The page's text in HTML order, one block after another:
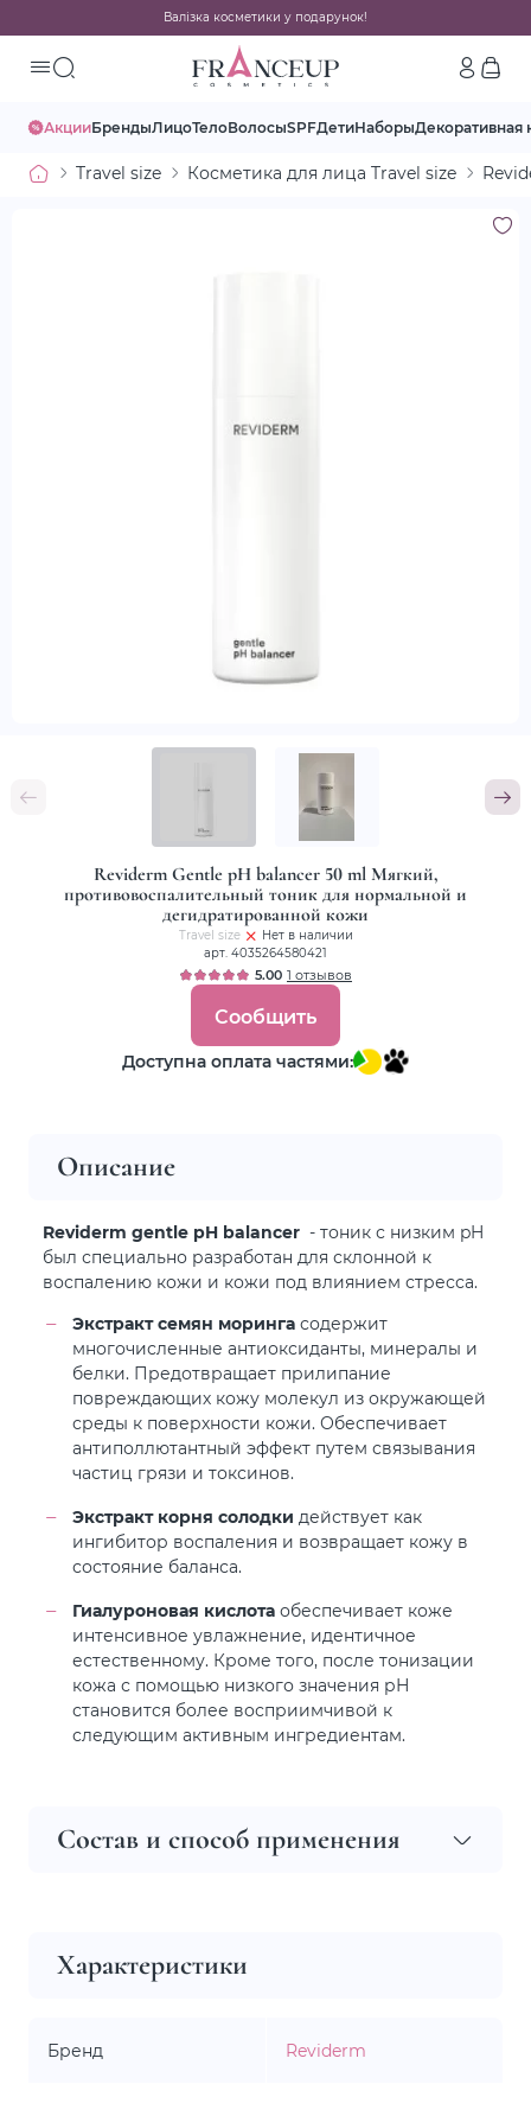
Валізка косметики у подарунок!
АкцииБрендыЛицоТелоВолосыSPFДетиНаборыДекоративная
Travel size Косметика для лица Travel size
Reviderm Gentle pH balancer 50 ml Мягкий,
противовоспалительный тоник для нормальной и
дегидратированной кожи
Travel size
Нет в наличии
арт. 4035264580421
5.00 1 отзывов
Сообщить
Доступна оплата частями:
Описание
Reviderm gentle pH balancer - тоник с низким pH
был специально разработан для склонной к
воспалению кожи и кожи под влиянием стресса.
Экстракт семян моринга содержит
многочисленные антиоксиданты, минералы и
белки. Предотвращает прилипание
повреждающих кожу молекул из окружающей
среды к поверхности кожи. Обеспечивает
антиполлютантный эффект путем связывания
частиц грязи и токсинов.
Экстракт корня солодки действует как
ингибитор воспаления и возвращает кожу в
состояние баланса.
Гиалуроновая кислота обеспечивает коже
интенсивное увлажнение, идентичное
естественному. Кроме того, после тонизации
кожа с помощью низкого значения рН
становится более восприимчивой к
следующим активным ингредиентам.
Состав и способ применения
Характеристики
Бренд Reviderm